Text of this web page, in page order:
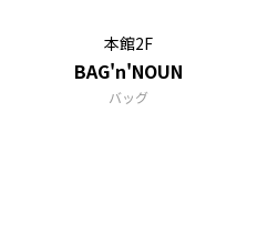
本館2F
BAG'n'NOUN
バッグ